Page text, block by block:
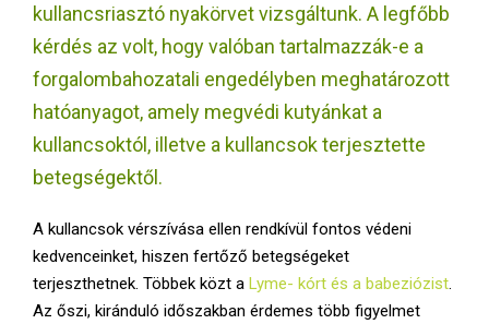
M
N
U
kullancsriasztó nyakörvet vizsgáltunk. A legfőbb
kérdés az volt, hogy valóban tartalmazzák-e a
forgalombahozatali engedélyben meghatározott
hatóanyagot, amely megvédi kutyánkat a
kullancsoktól, illetve a kullancsok terjesztette
betegségektől.
A kullancsok vérszívása ellen rendkívül fontos védeni
kedvenceinket, hiszen fertőző betegségeket
terjeszthetnek. Többek közt a Lyme- kórt és a babeziózist
Az őszi, kiránduló időszakban érdemes több figyelmet